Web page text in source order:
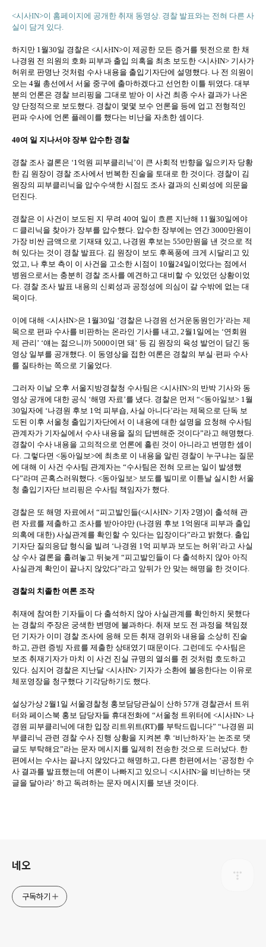
<시사IN>이 홈페이지에 공개한 취재 동영상. 경찰 발표와는 전혀 다른 사
실이 담겨 있다.
하지만 1월30일 경찰은 <시사IN>이 제공한 모든 증거를 뒷전으로 한 채
나경원 전 의원의 호화 피부과 출입 의혹을 최초 보도한 <시사IN> 기사가
허위로 판명난 것처럼 수사 내용을 출입기자단에 설명했다. 나 전 의원이
오는 4월 총선에서 서울 중구에 출마하겠다고 선언한 이틀 뒤였다. 대부
분의 언론은 경찰 브리핑을 그대로 받아 이 사건 최종 수사 결과가 나온
양 단정적으로 보도했다. 경찰이 몇몇 보수 언론을 등에 업고 전형적인
편파 수사에 언론 플레이를 했다는 비난을 자초한 셈이다.
40여 일 지나서야 장부 압수한 경찰
경찰 조사 결론은 ‘1억원 피부클리닉’이 큰 사회적 반향을 일으키자 당황
한 김 원장이 경찰 조사에서 번복한 진술을 토대로 한 것이다. 경찰이 김
원장의 피부클리닉을 압수수색한 시점도 조사 결과의 신뢰성에 의문을
던진다.
경찰은 이 사건이 보도된 지 무려 40여 일이 흐른 지난해 11월30일에야
ㄷ클리닉을 찾아가 장부를 압수했다. 압수한 장부에는 연간 3000만원이
가장 비싼 금액으로 기재돼 있고, 나경원 후보는 550만원을 낸 것으로 적
혀 있다는 것이 경찰 발표다. 김 원장이 보도 후폭풍에 크게 시달리고 있
었고, 나 후보 측이 이 사건을 고소한 시점이 10월24일이었다는 점에서
병원으로서는 충분히 경찰 조사를 예견하고 대비할 수 있었던 상황이었
다. 경찰 조사 발표 내용의 신뢰성과 공정성에 의심이 갈 수밖에 없는 대
목이다.
이에 대해 <시사IN>은 1월30일 ‘경찰은 나경원 선거운동원인가’라는 제
목으로 편파 수사를 비판하는 온라인 기사를 내고, 2월1일에는 ‘연회원
제 관리’ ‘얘는 젊으니까 5000이면 돼’ 등 김 원장의 육성 발언이 담긴 동
영상 일부를 공개했다. 이 동영상을 접한 여론은 경찰의 부실·편파 수사
를 질타하는 쪽으로 기울었다.
그러자 이날 오후 서울지방경찰청 수사팀은 <시사IN>의 반박 기사와 동
영상 공개에 대한 공식 ‘해명 자료’를 냈다. 경찰은 먼저 “<동아일보> 1월
30일자에 ‘나경원 후보 1억 피부숍, 사실 아니다’라는 제목으로 단독 보
도된 이후 서울청 출입기자단에서 이 내용에 대한 설명을 요청해 수사팀
관계자가 기자실에서 수사 내용을 질의 답변해준 것이다”라고 해명했다.
경찰이 수사 내용을 고의적으로 언론에 흘린 것이 아니라고 변명한 셈이
다. 그렇다면 <동아일보>에 최초로 이 내용을 알린 경찰이 누구냐는 질문
에 대해 이 사건 수사팀 관계자는 “수사팀은 전혀 모르는 일이 발생했
다”라며 곤혹스러워했다. <동아일보> 보도를 빌미로 이튿날 실시한 서울
청 출입기자단 브리핑은 수사팀 책임자가 했다.
경찰은 또 해명 자료에서 “피고발인들(<시사IN> 기자 2명)이 출석해 관
련 자료를 제출하고 조사를 받아야만 (나경원 후보 1억원대 피부과 출입
의혹에 대한) 사실관계를 확인할 수 있다는 입장이다”라고 밝혔다. 출입
기자단 질의응답 형식을 빌려 ‘나경원 1억 피부과 보도는 허위’라고 사실
상 수사 결론을 흘려놓고 뒤늦게 “피고발인들이 다 출석하지 않아 아직
사실관계 확인이 끝나지 않았다”라고 앞뒤가 안 맞는 해명을 한 것이다.
경찰의 치졸한 여론 조작
취재에 참여한 기자들이 다 출석하지 않아 사실관계를 확인하지 못했다
는 경찰의 주장은 궁색한 변명에 불과하다. 취재 보도 전 과정을 책임졌
던 기자가 이미 경찰 조사에 응해 모든 취재 경위와 내용을 소상히 진술
하고, 관련 증빙 자료를 제출한 상태였기 때문이다. 그런데도 수사팀은
보조 취재기자가 마치 이 사건 진실 규명의 열쇠를 쥔 것처럼 호도하고
있다. 심지어 경찰은 지난달 <시사IN> 기자가 소환에 불응한다는 이유로
체포영장을 청구했다 기각당하기도 했다.
설상가상 2월1일 서울경찰청 홍보담당관실이 산하 57개 경찰관서 트위
터와 페이스북 홍보 담당자들 휴대전화에 “서울청 트위터에 <시사IN> 나
경원 피부클리닉에 대한 입장 리트위트(RT)를 부탁드립니다” “나경원 피
부클리닉 관련 경찰 수사 진행 상황을 지켜본 후 ‘비난하자’는 논조로 댓
글도 부탁해요”라는 문자 메시지를 일제히 전송한 것으로 드러났다. 한
편에서는 수사는 끝나지 않았다고 해명하고, 다른 한편에서는 ‘공정한 수
사 결과를 발표했는데 여론이 나빠지고 있으니 <시사IN>을 비난하는 댓
글을 달아라’ 하고 독려하는 문자 메시지를 보낸 것이다.
네오
구독하기